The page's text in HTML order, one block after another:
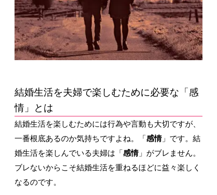
結婚生活を夫婦で楽しむために必要な「感
情」とは
結婚生活を楽しむためには行為や言動も大切ですが、
一番根底あるのか気持ちですよね。「 感情」です。結
婚生活を楽しんでいる夫婦は「 感情」がブレません。
ブレないからこそ結婚生活を重ねるほどに益々楽しく
なるのです。